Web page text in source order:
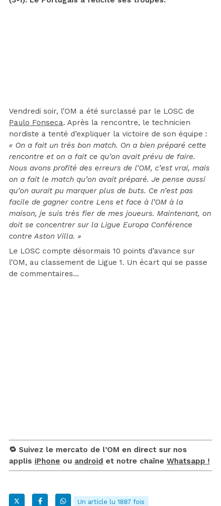
Vendredi soir, l’OM a été surclassé par le LOSC de
Paulo Fonseca. Après la rencontre, le technicien
nordiste a tenté d’expliquer la victoire de son équipe :
« On a fait un très bon match. On a bien préparé cette
rencontre et on a fait ce qu’on avait prévu de faire.
Nous avons profité des erreurs de l’OM, c’est vrai, mais
on a fait le match qu’on avait préparé. Je pense aussi
qu’on aurait pu marquer plus de buts. Ce n’est pas
facile de gagner contre Lens et face à l’OM à la
maison, je suis très fier de mes joueurs. Maintenant, on
doit se concentrer sur la Ligue Europa Conférence
contre Aston Villa. »
Le LOSC compte désormais 10 points d’avance sur
l’OM, au classement de Ligue 1. Un écart qui se passe
de commentaires…
🔁 Suivez le mercato de l’OM en direct sur nos
applis iPhone ou android et notre chaîne Whatsapp !
Un article lu 1887 fois